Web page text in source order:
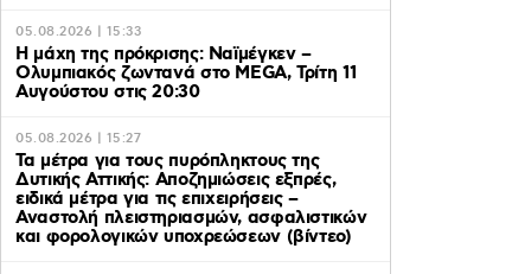
05.08.2026 | 15:33
Η μάχη της πρόκρισης: Ναϊμέγκεν –
Ολυμπιακός ζωντανά στο MEGA, Τρίτη 11
Αυγούστου στις 20:30
05.08.2026 | 15:27
Τα μέτρα για τους πυρόπληκτους της
Δυτικής Αττικής: Αποζημιώσεις εξπρές,
ειδικά μέτρα για τις επιχειρήσεις –
Αναστολή πλειστηριασμών, ασφαλιστικών
και φορολογικών υποχρεώσεων (βίντεο)